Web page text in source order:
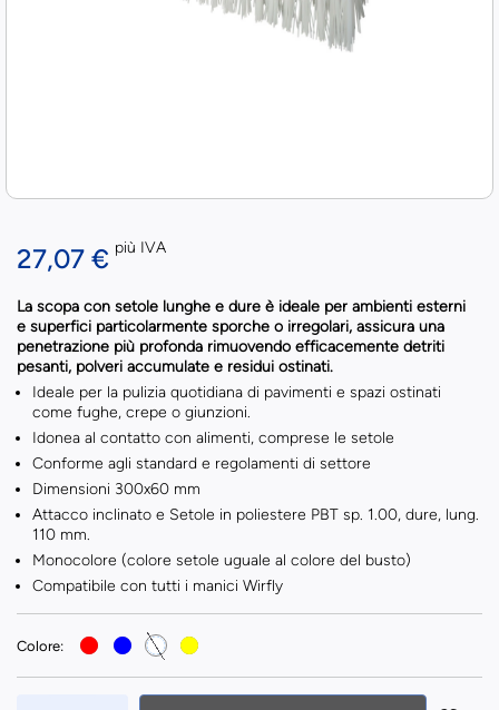
27,07 € più IVA
La scopa con setole lunghe e dure è ideale per ambienti esterni
e superfici particolarmente sporche o irregolari, assicura una
penetrazione più profonda rimuovendo efficacemente detriti
pesanti, polveri accumulate e residui ostinati.
Ideale per la pulizia quotidiana di pavimenti e spazi ostinati
come fughe, crepe o giunzioni.
Idonea al contatto con alimenti, comprese le setole
Conforme agli standard e regolamenti di settore
Dimensioni 300x60 mm
Attacco inclinato e Setole in poliestere PBT sp. 1.00, dure, lung.
110 mm.
Monocolore (colore setole uguale al colore del busto)
Compatibile con tutti i manici Wirfly
Colore: